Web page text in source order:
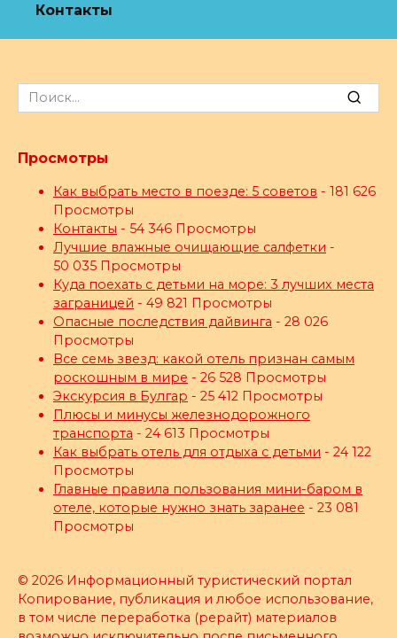
Контакты
Search
for:
Просмотры
Как выбрать место в поезде: 5 советов - 181 626
Просмотры
Контакты - 54 346 Просмотры
Лучшие влажные очищающие салфетки -
50 035 Просмотры
Куда поехать с детьми на море: 3 лучших места
заграницей - 49 821 Просмотры
Опасные последствия дайвинга - 28 026
Просмотры
Все семь звезд: какой отель признан самым
роскошным в мире - 26 528 Просмотры
Экскурсия в Булгар - 25 412 Просмотры
Плюсы и минусы железнодорожного
транспорта - 24 613 Просмотры
Как выбрать отель для отдыха с детьми - 24 122
Просмотры
Главные правила пользования мини-баром в
отеле, которые нужно знать заранее - 23 081
Просмотры
© 2026 Информационный туристический портал
Копирование, публикация и любое использование,
в том числе переработка (рерайт) материалов